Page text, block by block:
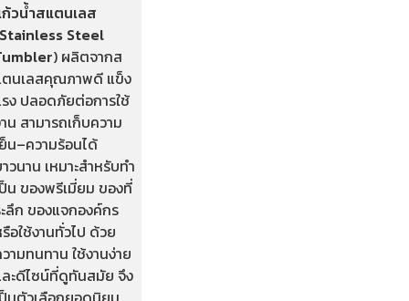
วน้ำสแตนเลส
Steel
) ผลิตจากส
นเลสคุณภาพดี แข็ง
ง ปลอดภัยต่อการใช้
น สามารถเก็บความ
น–ความร้อนได้
วนาน เหมาะสำหรับทำ
น ของพรีเมี่ยม ของที่
ลึก ของแจกองค์กร
อใช้งานทั่วไป ด้วย
ามทนทาน ใช้งานง่าย
ะดีไซน์ที่ดูทันสมัย จึง